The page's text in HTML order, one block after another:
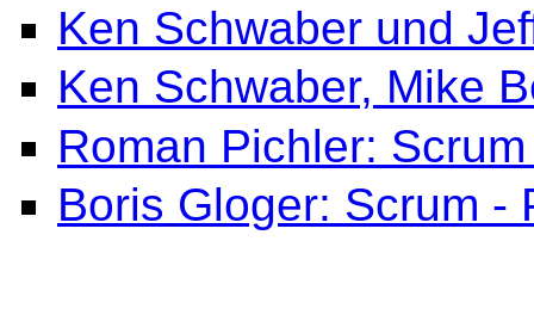
Ken Schwaber und
Ken Schwaber, Mike
Roman Pichler:
Boris Gloger: Scrum -